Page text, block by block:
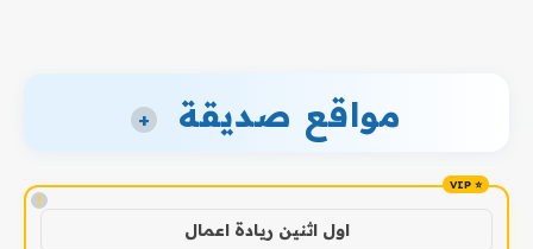
مواقع صديقة +
!
اول اثنين ريادة اعمال